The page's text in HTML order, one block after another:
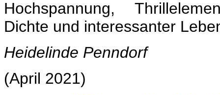
Hochspannung,
Dichte und interessanter
Heidelinde Penndorf
(April 2021)